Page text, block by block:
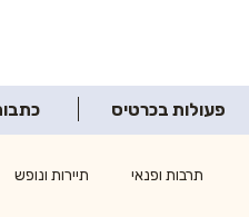
פעולות בכרטיס
תרבות ופנאי תיירות ונופש